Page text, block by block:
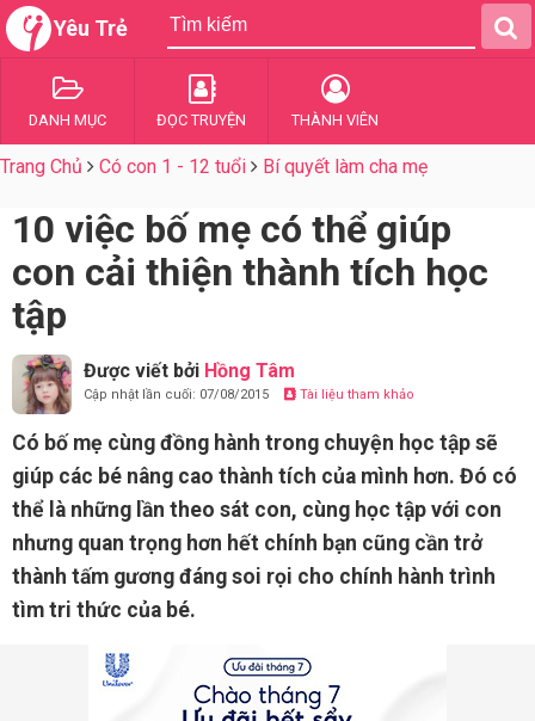
Yêu Trẻ
DANH MỤC ĐỌC TRUYỆN THÀNH VIÊN
Trang Chủ Có con 1 - 12 tuổi Bí quyết làm cha mẹ
10 việc bố mẹ có thể giúp
con cải thiện thành tích học
tập
Được viết bởi Hồng Tâm
Cập nhật lần cuối: 07/08/2015 Tài liệu tham khảo
Có bố mẹ cùng đồng hành trong chuyện học tập sẽ
giúp các bé nâng cao thành tích của mình hơn. Đó có
thể là những lần theo sát con, cùng học tập với con
nhưng quan trọng hơn hết chính bạn cũng cần trở
thành tấm gương đáng soi rọi cho chính hành trình
tìm tri thức của bé.